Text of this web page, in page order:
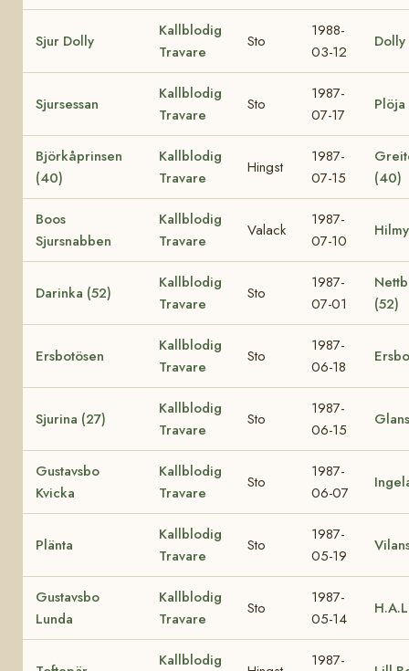
Sjur Dolly
Kallblodig
Travare
Sto
1988-
03-12
Dolly
Sjursessan
Kallblodig
Travare
Sto
1987-
07-17
Plöja
Björkåprinsen
(40)
Kallblodig
Travare
Hingst
1987-
07-15
(40)
Boos
Sjursnabben
Kallblodig
Travare
Valack
1987-
07-10
Hilmy
Darinka (52)
Kallblodig
Travare
Sto
1987-
07-01
(52)
Ersbotösen
Kallblodig
Travare
Sto
1987-
06-18
Sjurina (27)
Kallblodig
Travare
Sto
1987-
06-15
Gustavsbo
Kvicka
Kallblodig
Travare
Sto
1987-
06-07
Plänta
Kallblodig
Travare
Sto
1987-
05-19
Gustavsbo
Lunda
Kallblodig
Travare
Sto
1987-
05-14
Kallblodig
1987-